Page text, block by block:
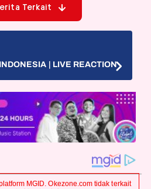
Terkait
| LIVE REACTION